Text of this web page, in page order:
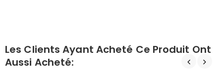
Les Clients Ayant Acheté Ce Produit Ont
Aussi Acheté: